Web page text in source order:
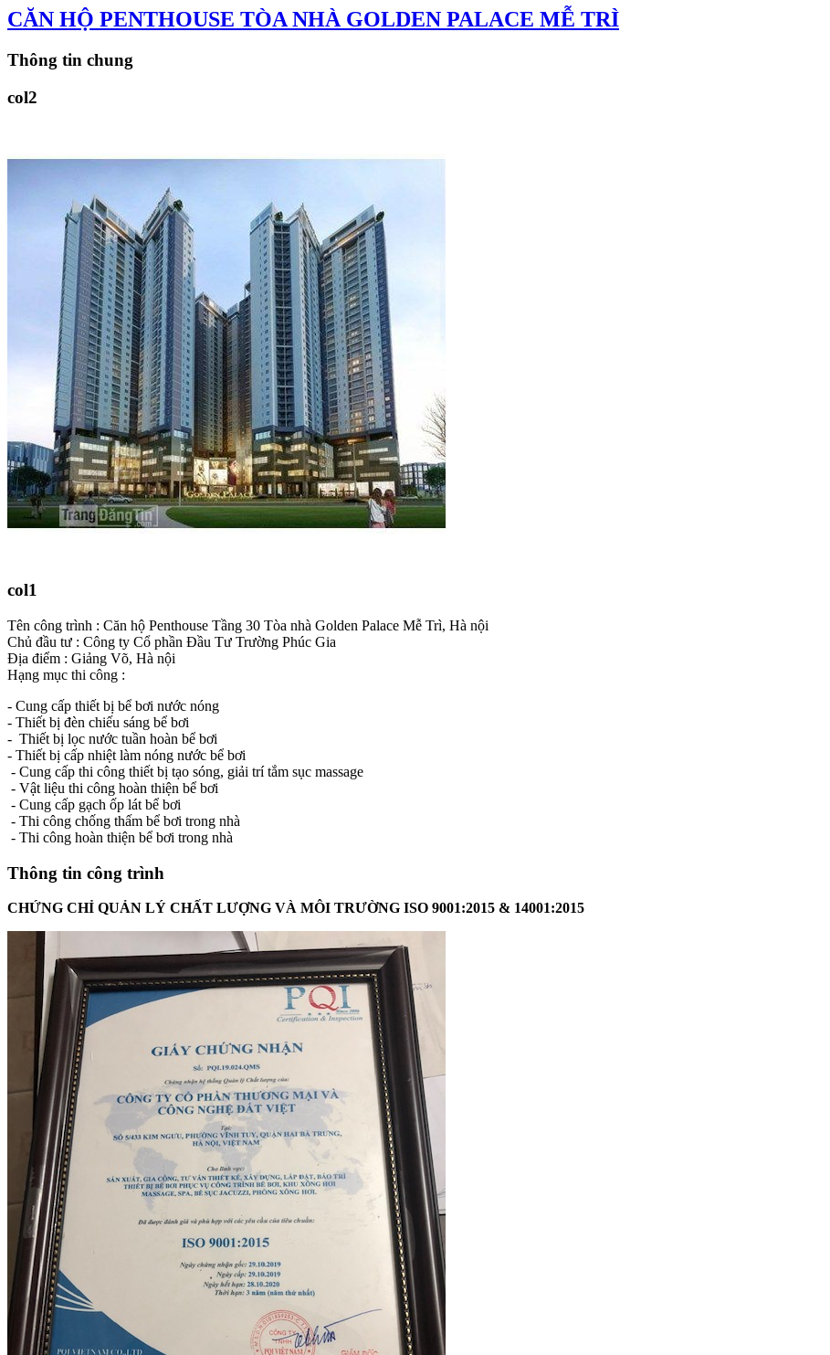
CĂN HỘ PENTHOUSE TÒA NHÀ GOLDEN PALACE MỄ TRÌ
Thông tin chung
col2
col1
Tên công trình : Căn hộ Penthouse Tầng 30 Tòa nhà Golden Palace Mễ Trì, Hà nội
Chủ đầu tư : Công ty Cổ phần Đầu Tư Trường Phúc Gia
Địa điểm : Giảng Võ, Hà nội
Hạng mục thi công :
- Cung cấp thiết bị bể bơi nước nóng
- Thiết bị đèn chiếu sáng bể bơi
- Thiết bị lọc nước tuần hoàn bể bơi
- Thiết bị cấp nhiệt làm nóng nước bể bơi
- Cung cấp thi công thiết bị tạo sóng, giải trí tắm sục massage
- Vật liệu thi công hoàn thiện bể bơi
- Cung cấp gạch ốp lát bể bơi
- Thi công chống thấm bể bơi trong nhà
- Thi công hoàn thiện bể bơi trong nhà
Thông tin công trình
CHỨNG CHỈ QUẢN LÝ CHẤT LƯỢNG VÀ MÔI TRƯỜNG ISO 9001:2015 & 14001:2015